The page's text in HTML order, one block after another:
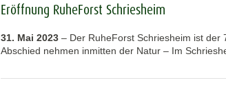
Eröffnung RuheForst Schriesheim
31. Mai 2023 – Der RuheForst Schriesheim ist
Abschied nehmen inmitten der Natur – Im